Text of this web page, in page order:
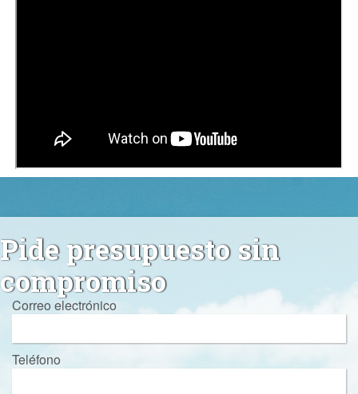
Pide presupuesto sin
compromiso
Correo electrónico
Teléfono